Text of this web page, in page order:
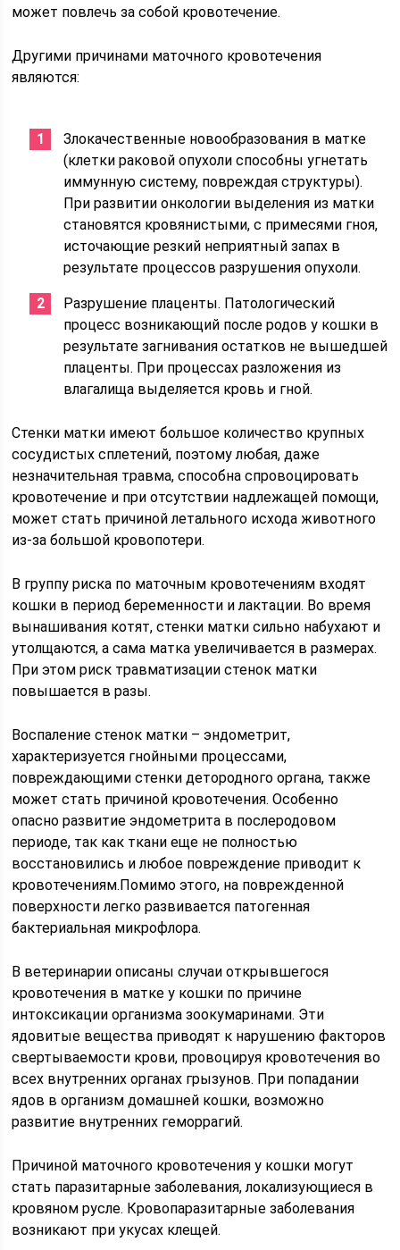
может повлечь за собой кровотечение.
Другими причинами маточного кровотечения
являются:
Злокачественные новообразования в матке
(клетки раковой опухоли способны угнетать
иммунную систему, повреждая структуры).
При развитии онкологии выделения из матки
становятся кровянистыми, с примесями гноя,
источающие резкий неприятный запах в
результате процессов разрушения опухоли.
Разрушение плаценты. Патологический
процесс возникающий после родов у кошки в
результате загнивания остатков не вышедшей
плаценты. При процессах разложения из
влагалища выделяется кровь и гной.
Стенки матки имеют большое количество крупных
сосудистых сплетений, поэтому любая, даже
незначительная травма, способна спровоцировать
кровотечение и при отсутствии надлежащей помощи,
может стать причиной летального исхода животного
из-за большой кровопотери.
В группу риска по маточным кровотечениям входят
кошки в период беременности и лактации. Во время
вынашивания котят, стенки матки сильно набухают и
утолщаются, а сама матка увеличивается в размерах.
При этом риск травматизации стенок матки
повышается в разы.
Воспаление стенок матки – эндометрит,
характеризуется гнойными процессами,
повреждающими стенки детородного органа, также
может стать причиной кровотечения. Особенно
опасно развитие эндометрита в послеродовом
периоде, так как ткани еще не полностью
восстановились и любое повреждение приводит к
кровотечениям.Помимо этого, на поврежденной
поверхности легко развивается патогенная
бактериальная микрофлора.
В ветеринарии описаны случаи открывшегося
кровотечения в матке у кошки по причине
интоксикации организма зоокумаринами. Эти
ядовитые вещества приводят к нарушению факторов
свертываемости крови, провоцируя кровотечения во
всех внутренних органах грызунов. При попадании
ядов в организм домашней кошки, возможно
развитие внутренних геморрагий.
Причиной маточного кровотечения у кошки могут
стать паразитарные заболевания, локализующиеся в
кровяном русле. Кровопаразитарные заболевания
возникают при укусах клещей.